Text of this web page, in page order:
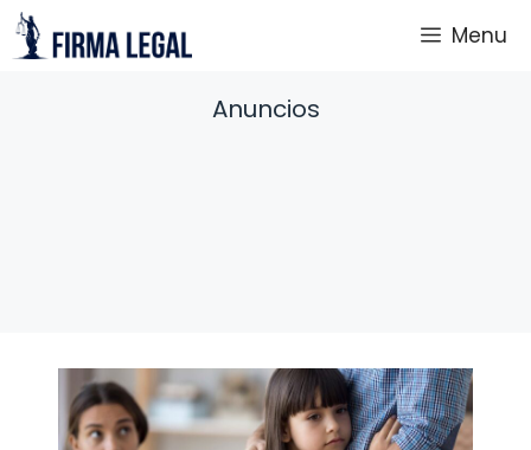
Saltar
al
Menu
Anuncios